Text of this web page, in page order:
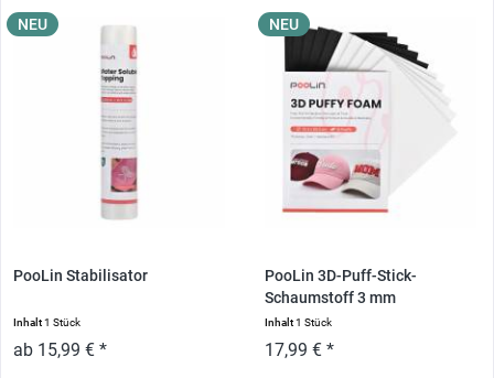
NEU
PooLin Stabilisator
Inhalt1 Stück
ab 15,99 € *
NEU
PooLin 3D-Puff-Stick-
Schaumstoff 3 mm
Inhalt1 Stück
17,99 € *